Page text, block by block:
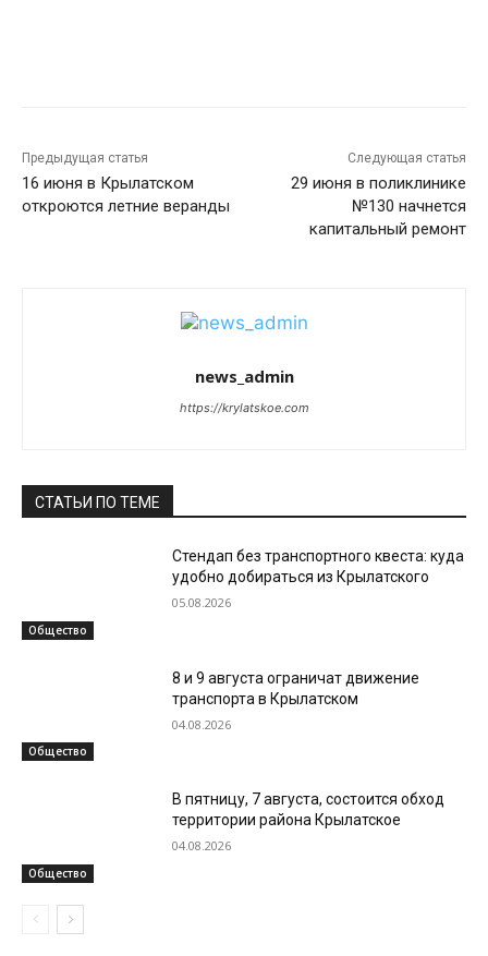
Предыдущая статья
16 июня в Крылатском
откроются летние веранды
Следующая статья
29 июня в поликлинике
№130 начнется
капитальный ремонт
news_admin
https://krylatskoe.com
СТАТЬИ ПО ТЕМЕ
Общество
Стендап без транспортного квеста: куда
удобно добираться из Крылатского
05.08.2026
Общество
8 и 9 августа ограничат движение
транспорта в Крылатском
04.08.2026
Общество
В пятницу, 7 августа, состоится обход
территории района Крылатское
04.08.2026